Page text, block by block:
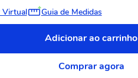
Virtual Guia de Medidas
Adicionar ao carrinho
Comprar agora